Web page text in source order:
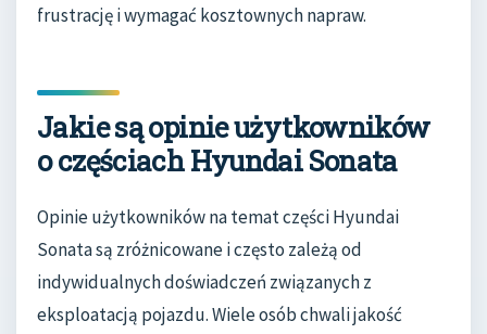
frustrację i wymagać kosztownych napraw.
Jakie są opinie użytkowników
o częściach Hyundai Sonata
Opinie użytkowników na temat części Hyundai
Sonata są zróżnicowane i często zależą od
indywidualnych doświadczeń związanych z
eksploatacją pojazdu. Wiele osób chwali jakość